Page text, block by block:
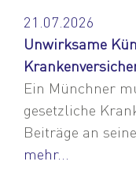
21.07.2026
Unwirksame
Ein Münchner
gesetzliche
Beiträge an
mehr...